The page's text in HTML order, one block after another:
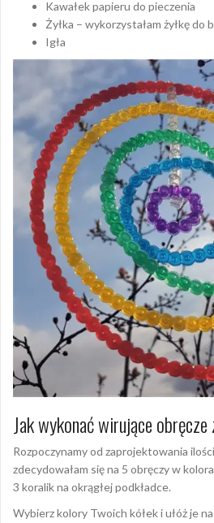
Kawałek papieru do pieczenia
Żyłka – wykorzystałam żyłkę do
Igła
Jak wykonać wirujące
Rozpoczynamy od zaprojektowania
zdecydowałam się na 5 obręczy w
3 koralik na okrągłej podkładce.
Wybierz kolory Twoich kółek i ułóż je